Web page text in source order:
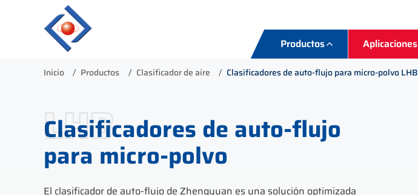
Productos Aplicaciones
Inicio Productos Clasificador de aire Clasificadores de auto-flujo para micro-polvo LHB
LHB
Clasificadores de auto-flujo
para micro-polvo
El clasificador de auto-flujo de Zhengyuan es una solución optimizada